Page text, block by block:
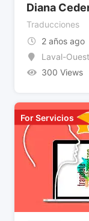
Diana
Traducciones
2 años ago
Laval-Ouest
300 Views
For Servicios